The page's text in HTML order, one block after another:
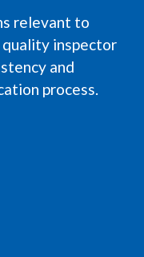
relevant to
inspector
and
process.